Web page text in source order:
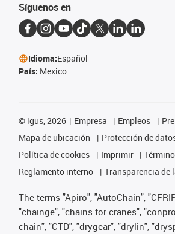
Síguenos en
Idioma:Español
País: Mexico
© igus, 2026 Empresa Empleos
Mapa de ubicación
Protección de
Política de cookies
Imprimir
Reglamento interno
Transparencia de
The terms "Apiro", "AutoChain",
"chainge", "chains for cranes",
chain", "CTD", "drygear", "drylin",